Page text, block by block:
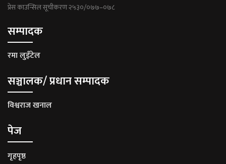
प्रेस काउन्सिल सूचीकरण २५३०/०७७–०७८
सम्पादक
रमा लुइँटेल
सञ्चालक/ प्रधान सम्पादक
विश्वराज खनाल
पेज
गृहपृष्ठ